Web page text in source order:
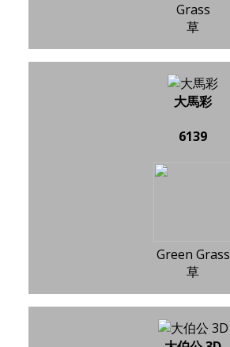
Grass
草
大馬彩
6139
Green Grass
草